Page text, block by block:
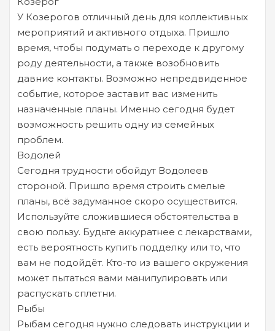
У Козерогов отличный день для коллективных
мероприятий и активного отдыха. Пришло
время, чтобы подумать о переходе к другому
роду деятельности, а также возобновить
давние контакты. Возможно непредвиденное
событие, которое заставит вас изменить
назначенные планы. Именно сегодня будет
возможность решить одну из семейных
проблем.
Водолей
Сегодня трудности обойдут Водолеев
стороной. Пришло время строить смелые
планы, всё задуманное скоро осуществится.
Используйте сложившиеся обстоятельства в
свою пользу. Будьте аккуратнее с лекарствами,
есть вероятность купить подделку или то, что
вам не подойдёт. Кто-то из вашего окружения
может пытаться вами манипулировать или
распускать сплетни.
Рыбы
Рыбам сегодня нужно следовать инструкции и